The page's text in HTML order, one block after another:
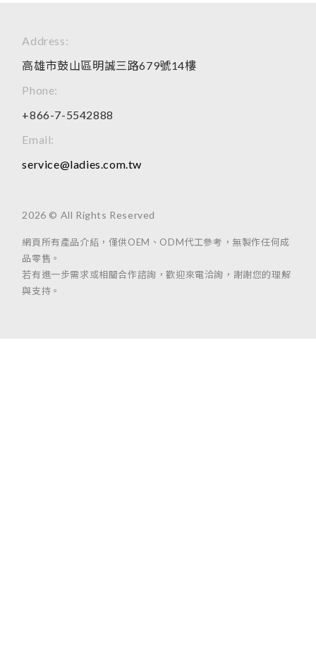
Address:
高雄市鼓山區明誠三路679號14樓
Phone:
+866-7-5542888
Email:
service@ladies.com.tw
2026 © All Rights Reserved
網頁所有產品介紹，僅供OEM、ODM代工參考，無製作任何成
品零售。
若有進一步需求或相關合作諮詢，歡迎來電洽詢，謝謝您的理解
與支持。